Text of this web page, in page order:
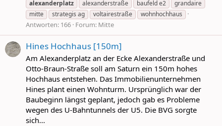
alexanderplatz alexanderstraße baufeld e2
grandaire
mitte
strategis ag voltairestraße wohnhochhaus
Antworten: 166 Forum: Mitte
Hines Hochhaus [150m]
Am Alexanderplatz an der Ecke Alexanderstraße und
Otto-Braun-Straße soll am Saturn ein 150m hohes
Hochhaus entstehen. Das Immobilienunternehmen
Hines plant einen Wohnturm. Ursprünglich war der
Baubeginn längst geplant, jedoch gab es Probleme
wegen des U-Bahntunnels der U5. Die BVG sorgte
sich...